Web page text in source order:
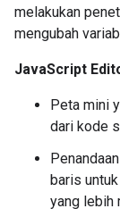
melakukan
mengubah
JavaScript
Peta mini
dari kode
baris
yang lebih